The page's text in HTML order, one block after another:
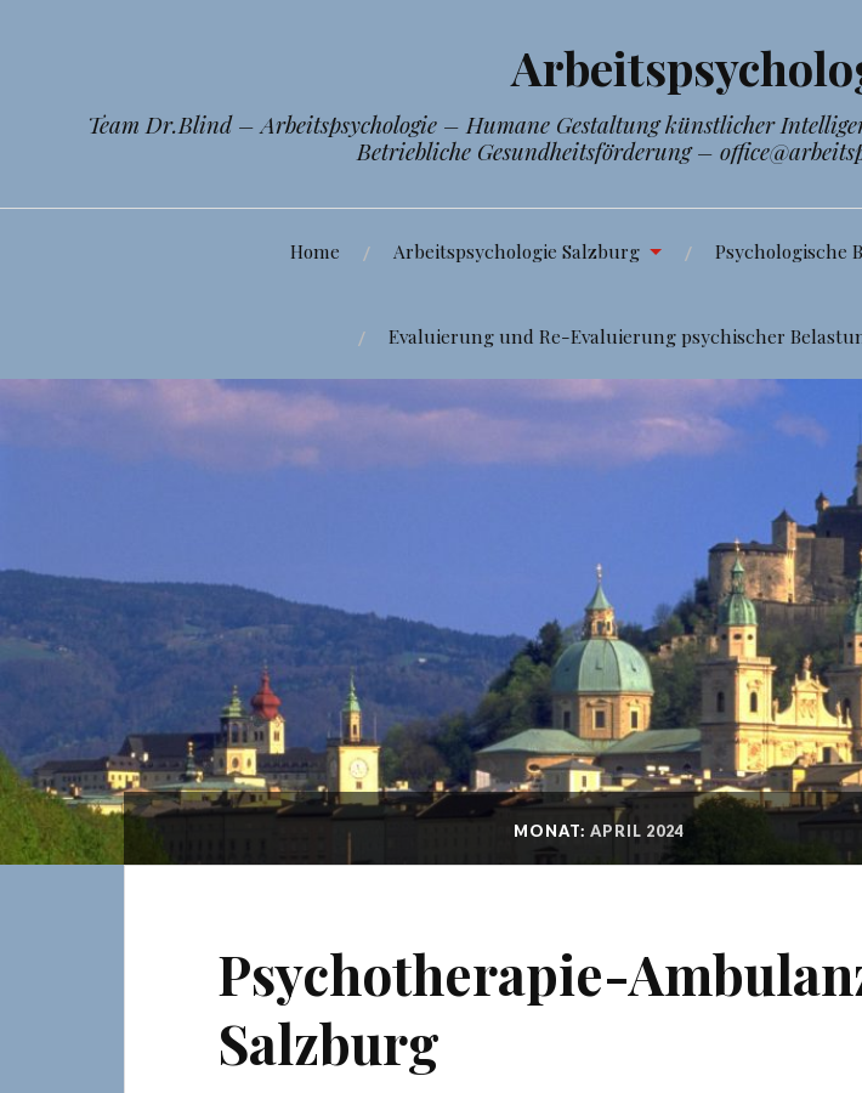
Team Dr.Blind – Arbeitspsychologie – Humane Gestaltung künstlicher
Betriebliche Gesundheitsförderung –
Home Arbeitspsychologie Salzburg Psychologische
Evaluierung und Re-Evaluierung psychischer
MONAT:APRIL 2024
Psychotherapie-
Salzburg